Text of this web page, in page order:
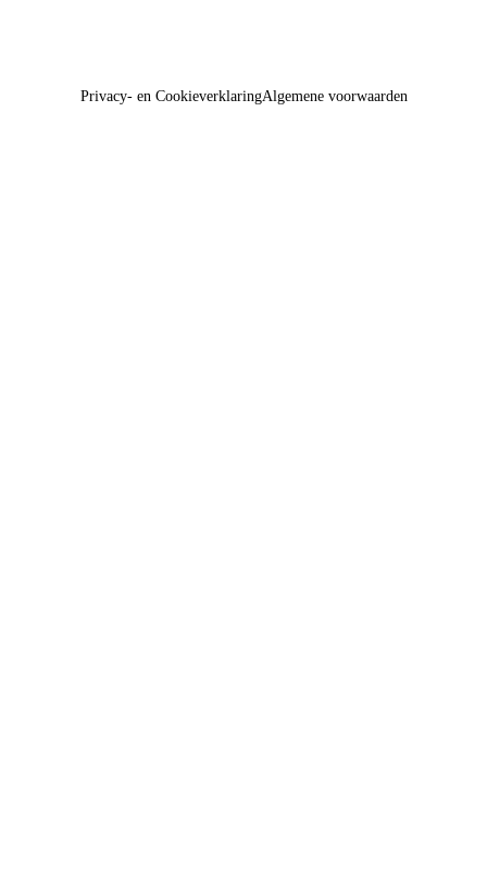
Privacy- en CookieverklaringAlgemene voorwaarden